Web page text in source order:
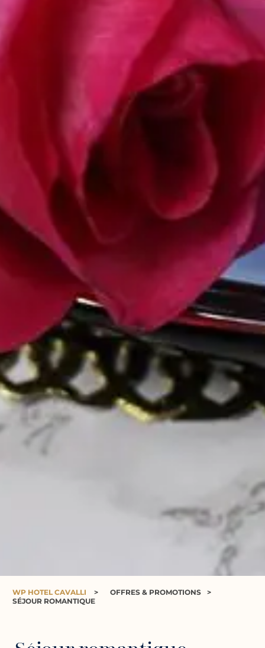
WP HOTEL CAVALLI > OFFRES & PROMOTIONS
>
SÉJOUR ROMANTIQUE